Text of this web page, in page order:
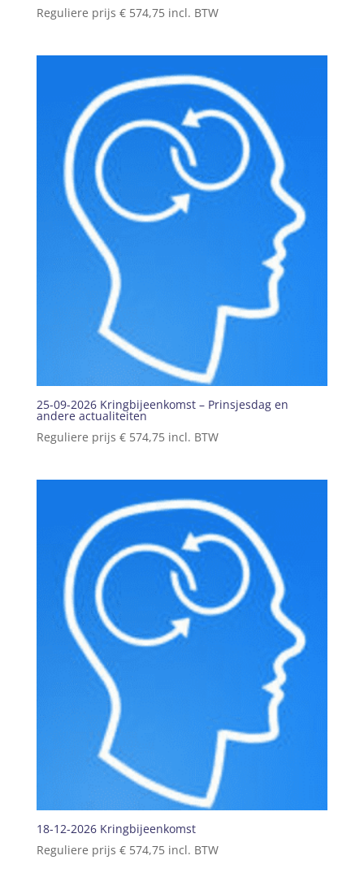
Reguliere prijs €574,75 incl. BTW
25-09-2026 Kringbijeenkomst – Prinsjesdag en
andere actualiteiten
Reguliere prijs €574,75 incl. BTW
18-12-2026 Kringbijeenkomst
Reguliere prijs €574,75 incl. BTW